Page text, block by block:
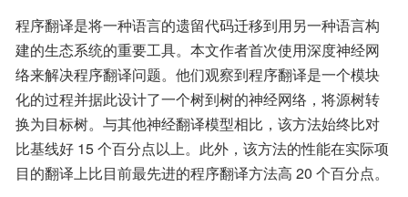
程序翻译是将一种语言的遗留代码迁移到用另一种语言构
建的生态系统的重要工具。本文作者首次使用深度神经网
络来解决程序翻译问题。他们观察到程序翻译是一个模块
化的过程并据此设计了一个树到树的神经网络，将源树转
换为目标树。与其他神经翻译模型相比，该方法始终比对
比基线好 15 个百分点以上。此外，该方法的性能在实际项
目的翻译上比目前最先进的程序翻译方法高 20 个百分点。